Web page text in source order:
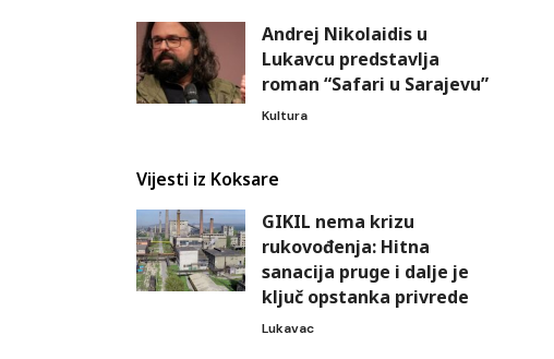
Andrej Nikolaidis u
Lukavcu predstavlja
roman “Safari u Sarajevu”
Kultura
Vijesti iz Koksare
GIKIL nema krizu
rukovođenja: Hitna
sanacija pruge i dalje je
ključ opstanka privrede
Lukavac